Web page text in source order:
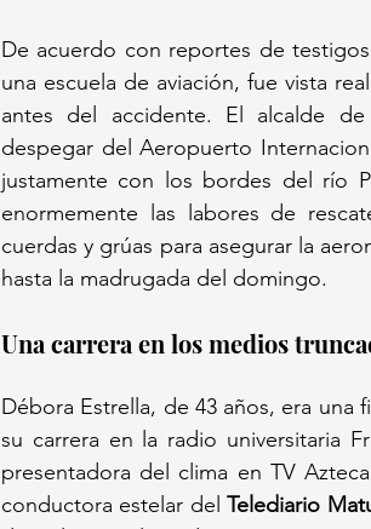
De acuerdo con reportes de
una escuela de aviación, fue vista
antes del accidente. El alcalde
despegar del Aeropuerto
justamente con los bordes del río
enormemente las labores de
cuerdas y grúas para asegurar la
hasta la madrugada del domingo.
Una carrera en los medios
Débora Estrella, de 43 años, era
su carrera en la radio universitaria
presentadora del clima en TV
conductora estelar del Telediario